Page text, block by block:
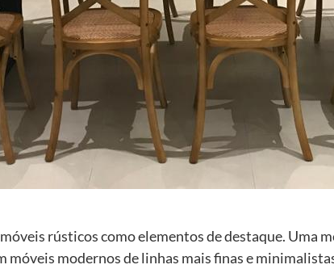
rústicos como elementos de destaque. Uma
móveis modernos de linhas mais finas e